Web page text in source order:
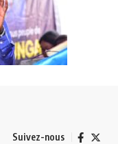
Suivez-nous